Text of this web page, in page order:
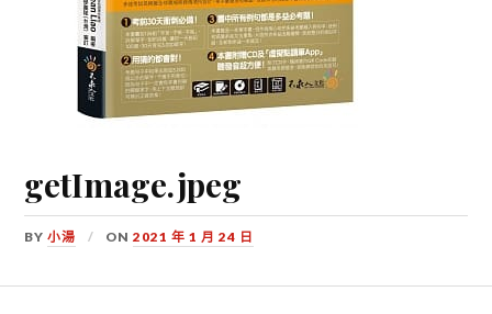
getImage.jpeg
BY小湯 ON2021 年 1 月 24 日